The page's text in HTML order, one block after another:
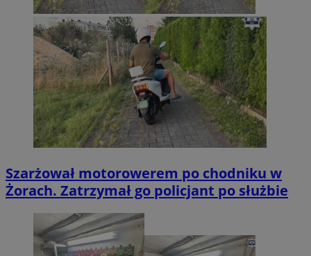
Szarżował motorowerem po chodniku w
Żorach. Zatrzymał go policjant po służbie